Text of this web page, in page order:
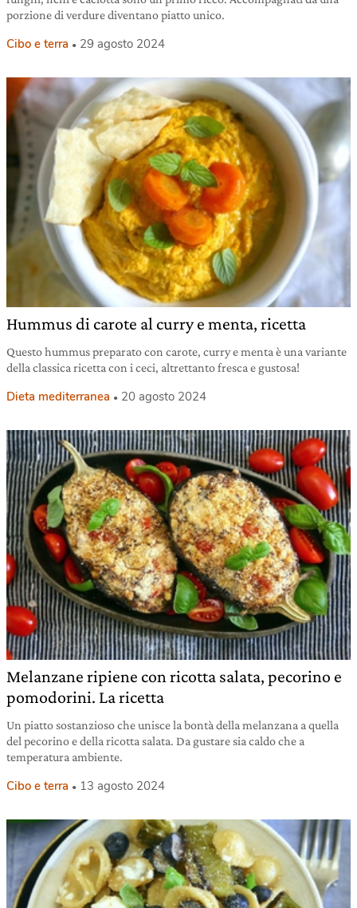
porzione di verdure diventano piatto unico.
Cibo e terra 29 agosto 2024
Hummus di carote al curry e menta, ricetta
Questo hummus preparato con carote, curry e menta è una variante
della classica ricetta con i ceci, altrettanto fresca e gustosa!
Dieta mediterranea 20 agosto 2024
Melanzane ripiene con ricotta salata, pecorino e
pomodorini. La ricetta
Un piatto sostanzioso che unisce la bontà della melanzana a quella
del pecorino e della ricotta salata. Da gustare sia caldo che a
temperatura ambiente.
Cibo e terra 13 agosto 2024